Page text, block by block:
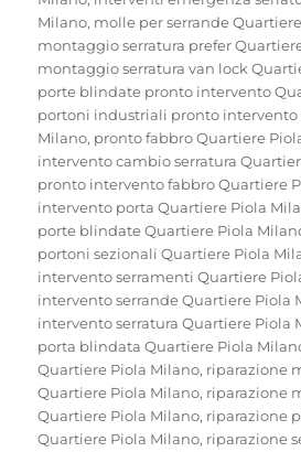
Milano, molle per serrande
montaggio serratura prefer
montaggio serratura van lock
porte blindate pronto intervento
portoni industriali pronto intervento
Milano, pronto fabbro Quartiere
intervento cambio serratura
pronto intervento fabbro Quartiere
intervento porta Quartiere Piola
porte blindate Quartiere Piola
portoni sezionali Quartiere Piola
intervento serramenti Quartiere
intervento serrande Quartiere Piola
intervento serratura Quartiere Piola
porta blindata Quartiere Piola
Quartiere Piola Milano, riparazione
Quartiere Piola Milano, riparazione
Quartiere Piola Milano, riparazione
Quartiere Piola Milano, riparazione